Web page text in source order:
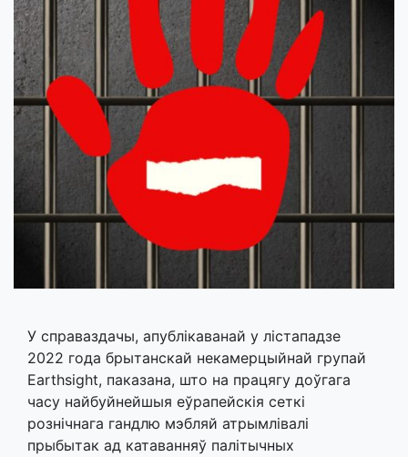
У справаздачы, апублікаванай у лістападзе
2022 года брытанскай некамерцыйнай групай
Earthsight, паказана, што на працягу доўгага
часу найбуйнейшыя еўрапейскія сеткі
рознічнага гандлю мэбляй атрымлівалі
прыбытак ад катаванняў палітычных